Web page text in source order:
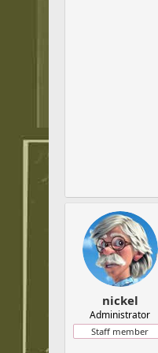
nickel
Administrator
Staff member